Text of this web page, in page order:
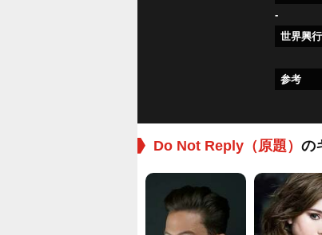
-
世界興
参考
Do Not Reply（原題） の